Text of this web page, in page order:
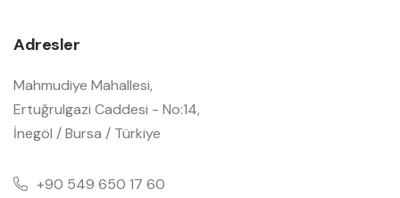
Adresler
Mahmudiye Mahallesi,
Ertuğrulgazi Caddesi - No:14,
İnegöl / Bursa / Türkiye
+90 549 650 17 60